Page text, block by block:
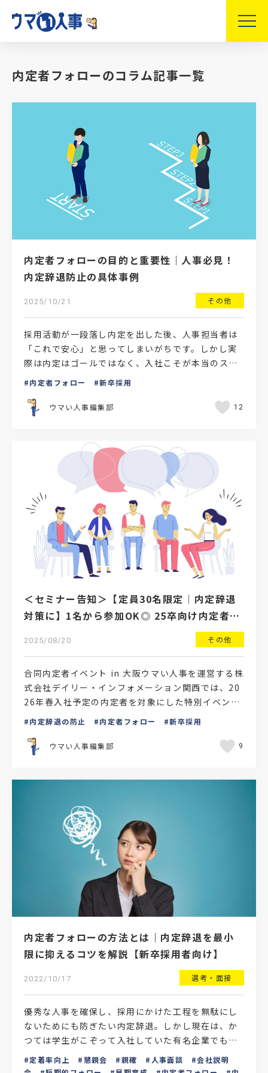
内定者フォローのコラム記事一覧
内定者フォローの目的と重要性｜人事必見！
内定辞退防止の具体事例
2025/10/21 その他
採用活動が一段落し内定を出した後、人事担当者は
「これで安心」と思ってしまいがちです。しかし実
際は内定はゴールではなく、入社こそが本当のスタ
ート。特に売り手市場の現在、優秀な学生の内定辞
内定者フォロー 新卒採用
ウマい人事編集部 12
＜セミナー告知＞【定員30名限定│内定辞退
対策に】1名から参加OK◎ 25卒向け内定者フ
2025/08/20 その他
合同内定者イベント in 大阪ウマい人事を運営する株
式会社デイリー・インフォメーション関西では、20
26年春入社予定の内定者を対象にした特別イベント
を開催します。テーマは「自己理解で内定辞退を防
内定辞退の防止 内定者フォロー 新卒採用
ウマい人事編集部 9
内定者フォローの方法とは｜内定辞退を最小
限に抑えるコツを解説【新卒採用者向け】
2022/10/17 選考・面接
優秀な人事を確保し、採用にかけた工程を無駄にし
ないためにも防ぎたい内定辞退。しかし現在は、か
つては学生がこぞって入社していた有名企業でも内
定辞退が5割を超えることは珍しくない時代です。そ
のため採用担当…
定着率向上 懇親会 親確 人事面談
会社説明